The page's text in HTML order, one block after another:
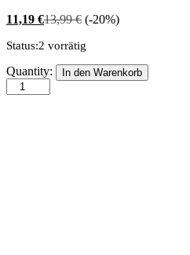
11,19 €13,99€ (-20%)
Status:2 vorrätig
HO
Schafe
und
Quantity: In den Warenkorb